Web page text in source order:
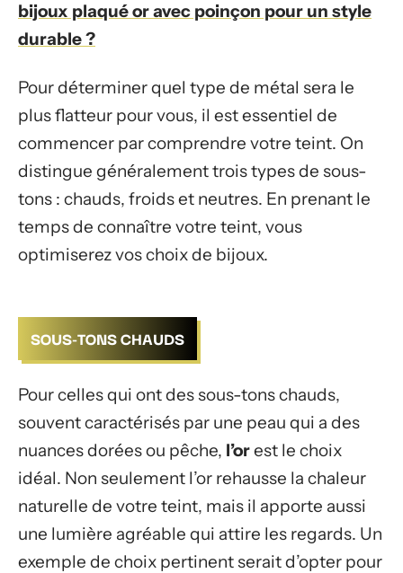
bijoux plaqué or avec poinçon pour un style
durable ?
Pour déterminer quel type de métal sera le
plus flatteur pour vous, il est essentiel de
commencer par comprendre votre teint. On
distingue généralement trois types de sous-
tons : chauds, froids et neutres. En prenant le
temps de connaître votre teint, vous
optimiserez vos choix de bijoux.
SOUS-TONS CHAUDS
Pour celles qui ont des sous-tons chauds,
souvent caractérisés par une peau qui a des
nuances dorées ou pêche, l’orest le choix
idéal. Non seulement l’or rehausse la chaleur
naturelle de votre teint, mais il apporte aussi
une lumière agréable qui attire les regards. Un
exemple de choix pertinent serait d’opter pour